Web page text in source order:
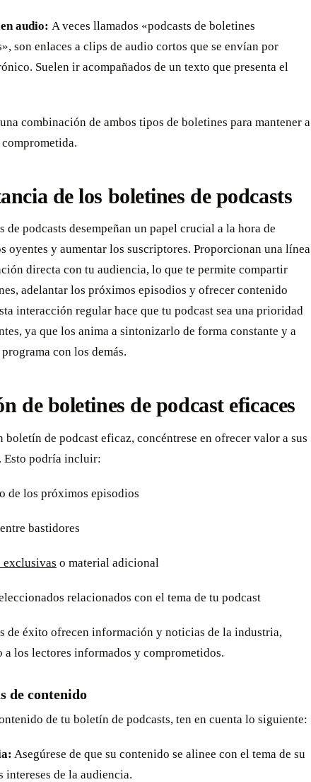
audio: A veces llamados «podcasts de boletines
son enlaces a clips de audio cortos que se envían por
Suelen ir acompañados de un texto que presenta el
combinación de ambos tipos de boletines para mantener a
de los boletines de podcasts
de podcasts desempeñan un papel crucial a la hora de
oyentes y aumentar los suscriptores. Proporcionan una línea
directa con tu audiencia, lo que te permite compartir
adelantar los próximos episodios y ofrecer contenido
interacción regular hace que tu podcast sea una prioridad
ya que los anima a sintonizarlo de forma constante y a
con los demás.
de boletines de podcast eficaces
boletín de podcast eficaz, concéntrese en ofrecer valor a sus
Esto podría incluir:
de los próximos episodios
bastidores
exclusivas o material adicional
relacionados con el tema de tu podcast
de éxito ofrecen información y noticias de la industria,
a los lectores informados y comprometidos.
de contenido
de tu boletín de podcasts, ten en cuenta lo siguiente:
Asegúrese de que su contenido se alinee con el tema de su
intereses de la audiencia.